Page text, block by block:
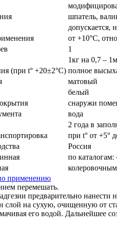
шпатель,
допускается,
от +10°С,
1
1кг на 0,7 –
(при t° +20±2°C) полное
матовый
белый
снаружи
вода
2 года в
при t° от +5°
Россия
по
применению
перемешать.
предварительно нанести
слой на сухую, очищенную от
его водой. Дальнейшее